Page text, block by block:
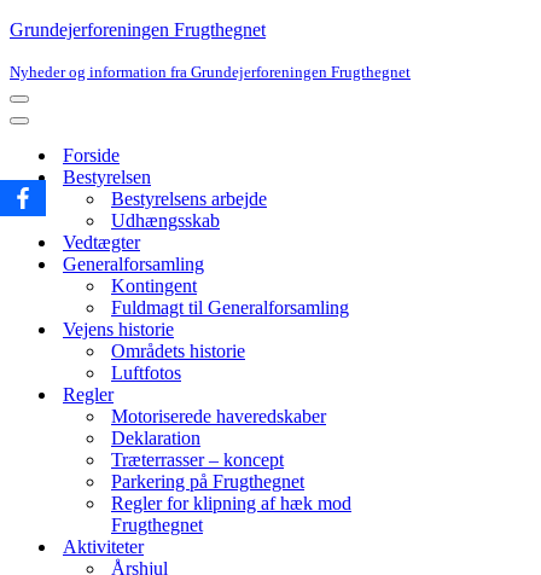
Grundejerforeningen Frugthegnet
Nyheder og information fra Grundejerforeningen Frugthegnet
Navigation
menu
Navigation
Forside
Bestyrelsen
Bestyrelsens arbejde
Udhængsskab
Vedtægter
Generalforsamling
Kontingent
Fuldmagt til Generalforsamling
Vejens historie
Områdets historie
Luftfotos
Regler
Motoriserede haveredskaber
Deklaration
Træterrasser – koncept
Parkering på Frugthegnet
Regler for klipning af hæk mod
Frugthegnet
Aktiviteter
Årshjul